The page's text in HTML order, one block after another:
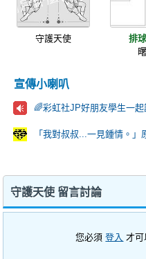
守護天使
排
宣傳小喇叭
🌈彩虹社JP好朋友學生一起
「我對叔叔...一見鍾情。
守護天使 留言討論
您必須登入 才可